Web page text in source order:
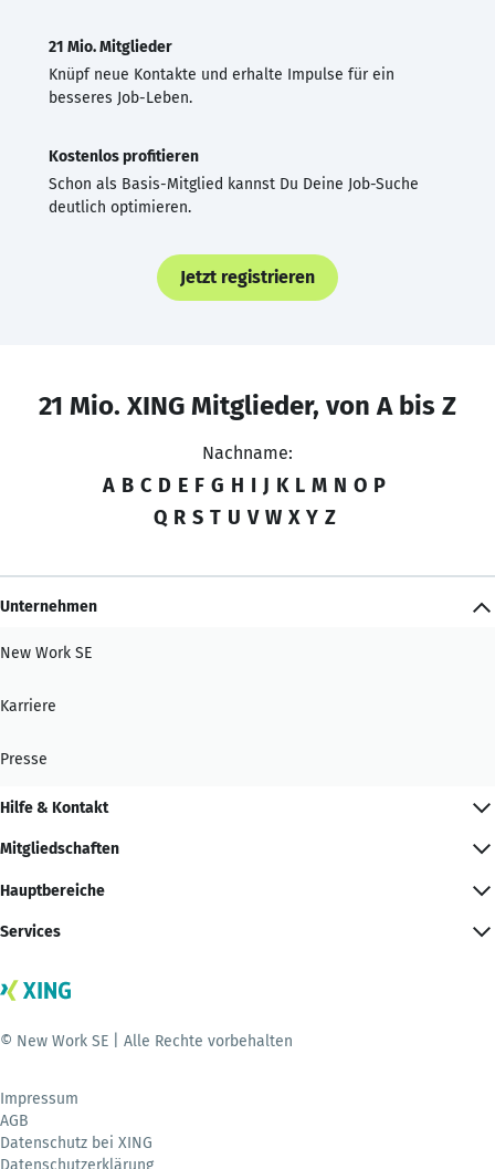
21 Mio. Mitglieder
Knüpf neue Kontakte und erhalte Impulse für ein
besseres Job-Leben.
Kostenlos profitieren
Schon als Basis-Mitglied kannst Du Deine Job-Suche
deutlich optimieren.
Jetzt registrieren
21 Mio. XING Mitglieder, von A bis Z
Nachname:
A B C D E F G H I J K L M N O P
Q R S T U V W X Y Z
Unternehmen
New Work SE
Karriere
Presse
Hilfe & Kontakt
Mitgliedschaften
Hauptbereiche
Services
© New Work SE | Alle Rechte vorbehalten
Impressum
AGB
Datenschutz bei XING
Datenschutzerklärung